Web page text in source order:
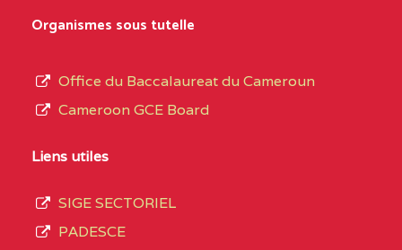
BILINGUAL TECHNICAL COLLEGE CHRIST
LITTORAL
du
de
septembre
Organismes sous tutelle
Office du Baccalaureat du Cameroun
Cameroon GCE Board
Liens utiles
SIGE SECTORIEL
PADESCE